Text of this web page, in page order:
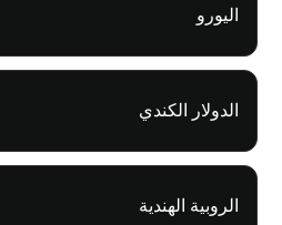
اليورو
الدولار الكندي
الروبية الهندية